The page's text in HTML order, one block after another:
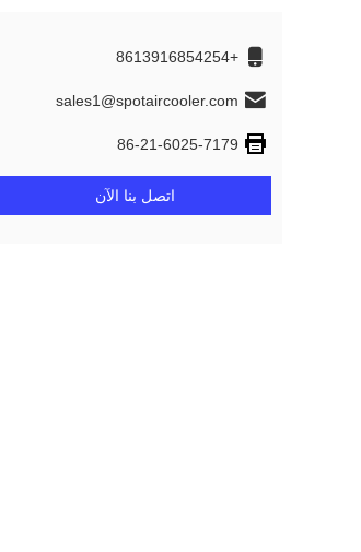
+8613916854254
sales1@spotaircooler.com
86-21-6025-7179
اتصل بنا الآن